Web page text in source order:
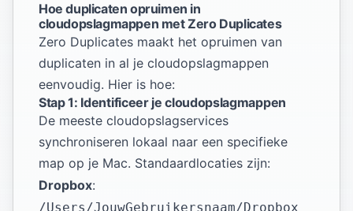
Hoe duplicaten opruimen in
cloudopslagmappen met Zero Duplicates
Zero Duplicates maakt het opruimen van
duplicaten in al je cloudopslagmappen
eenvoudig. Hier is hoe:
Stap 1: Identificeer je cloudopslagmappen
De meeste cloudopslagservices
synchroniseren lokaal naar een specifieke
map op je Mac. Standaardlocaties zijn:
Dropbox:
/Users/JouwGebruikersnaam/Dropbox